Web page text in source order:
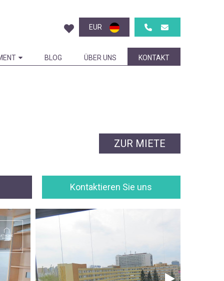
EUR
BLOG ÜBER UNS KONTAKT
ZUR MIETE
Kontaktieren Sie uns